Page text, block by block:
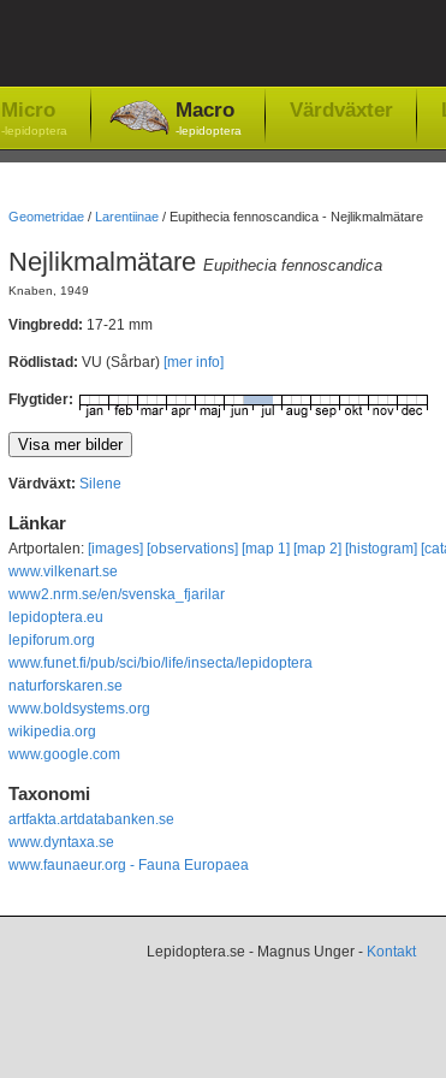
Micro
-lepidoptera
Macro
-lepidoptera
Värdväxter
Geometridae/ Larentiinae/ Eupithecia fennoscandica - Nejlikmalmätare
Nejlikmalmätare Eupithecia fennoscandica
Knaben, 1949
Vingbredd: 17-21 mm
Rödlistad: VU (Sårbar) [mer info]
Flygtider:
Värdväxt: Silene
Länkar
Artportalen: [images] [observations] [map 1] [map 2] [histogram]
www.vilkenart.se
www2.nrm.se/en/svenska_fjarilar
lepidoptera.eu
lepiforum.org
www.funet.fi/pub/sci/bio/life/insecta/lepidoptera
naturforskaren.se
www.boldsystems.org
wikipedia.org
www.google.com
Taxonomi
artfakta.artdatabanken.se
www.dyntaxa.se
www.faunaeur.org - Fauna Europaea
Lepidoptera.se - Magnus Unger - Kontakt